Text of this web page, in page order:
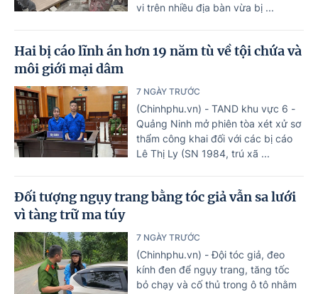
vi trên nhiều địa bàn vừa bị ...
Hai bị cáo lĩnh án hơn 19 năm tù về tội chứa và
môi giới mại dâm
7 NGÀY TRƯỚC
(Chinhphu.vn) - TAND khu vực 6 -
Quảng Ninh mở phiên tòa xét xử sơ
thẩm công khai đối với các bị cáo
Lê Thị Ly (SN 1984, trú xã ...
Đối tượng ngụy trang bằng tóc giả vẫn sa lưới
vì tàng trữ ma túy
7 NGÀY TRƯỚC
(Chinhphu.vn) - Đội tóc giả, đeo
kính đen để ngụy trang, tăng tốc
bỏ chạy và cố thủ trong ô tô nhằm